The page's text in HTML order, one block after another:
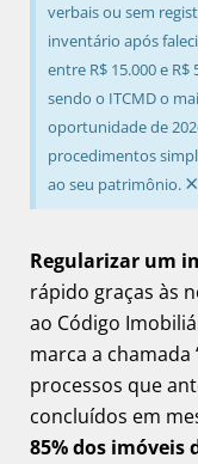
verbais ou sem
inventário após
entre R$ 15.000 e
sendo o ITCMD o
oportunidade de
procedimentos
ao seu patrimônio. ×
Regularizar um
rápido graças às
ao Código
marca a chamada
processos que
concluídos em
85% dos imóveis